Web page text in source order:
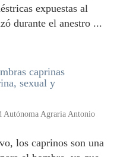
expuestas al
durante el anestro ...
caprinas
sexual y
Autónoma Agraria Antonio
los caprinos son una